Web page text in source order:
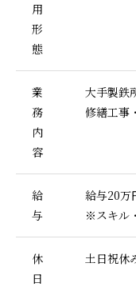
用
形
態
業
務
内
容
大手製鉄
修繕工事
給
与
給与20万
※スキル
休
日
土日祝休